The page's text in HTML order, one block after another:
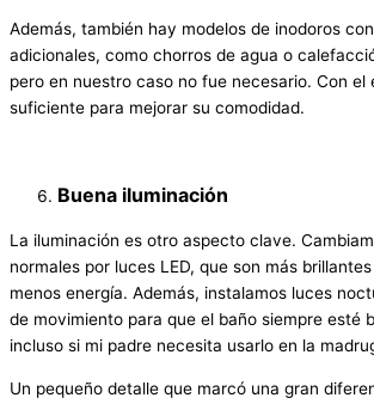
Además, también hay modelos de inodoros
adicionales, como chorros de agua o
pero en nuestro caso no fue necesario. Con el
suficiente para mejorar su comodidad.
Buena iluminación
La iluminación es otro aspecto clave.
normales por luces LED, que son más
menos energía. Además, instalamos luces
de movimiento para que el baño siempre esté
incluso si mi padre necesita usarlo en la
Un pequeño detalle que marcó una gran